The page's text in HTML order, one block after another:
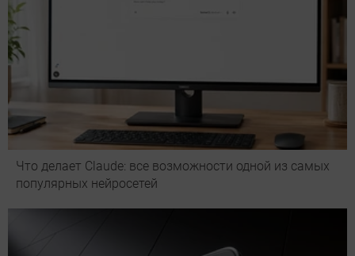
Что делает Сlaude: все возможности одной из самых
популярных нейросетей